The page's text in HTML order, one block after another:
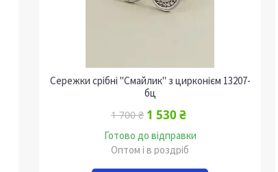
Сережки срібні "Смайлик" з цирконієм 13207-
бц
1 700 ₴ 1 530 ₴
Готово до відправки
Оптом і в роздріб